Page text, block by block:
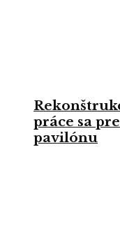
práce sa
pavilónu